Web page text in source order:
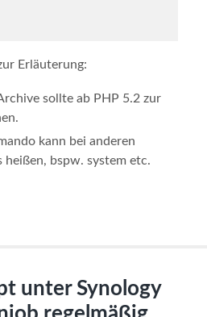
Erläuterung:
sollte ab PHP 5.2 zur
kann bei anderen
heißen, bspw. system etc.
unter Synology